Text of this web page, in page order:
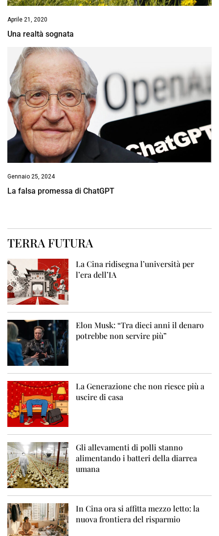
Aprile 21, 2020
Una realtà sognata
Gennaio 25, 2024
La falsa promessa di ChatGPT
TERRA FUTURA
La Cina ridisegna l’università per
l’era dell’IA
Elon Musk: “Tra dieci anni il denaro
potrebbe non servire più”
La Generazione che non riesce più a
uscire di casa
Gli allevamenti di polli stanno
alimentando i batteri della diarrea
umana
In Cina ora si affitta mezzo letto: la
nuova frontiera del risparmio